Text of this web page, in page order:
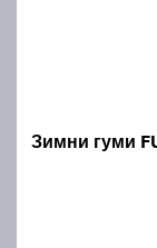
Зимни гуми